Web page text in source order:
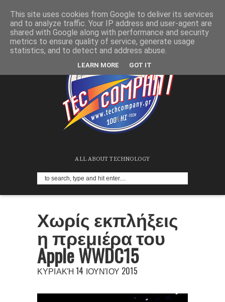
ALL ABOUT TECHNOLOGY
Χωρίς εκπλήξεις
η πρεμιέρα του
Apple WWDC15
ΚΥΡΙΑΚΉ 14 ΙΟΥΝΊΟΥ 2015
This site uses cookies from Google to deliver its services
and to analyze traffic. Your IP address and user-agent are
shared with Google along with performance and security
metrics to ensure quality of service, generate usage
statistics, and to detect and address abuse.
LEARN MORE GOT IT